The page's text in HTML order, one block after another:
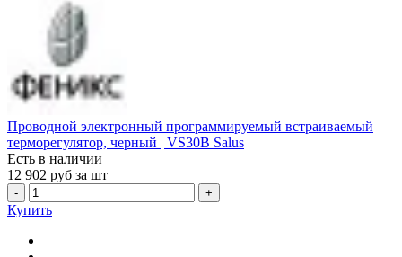
Проводной электронный программируемый встраиваемый
терморегулятор, черный | VS30B Salus
Есть в наличии
12 902 руб за шт
- +
Купить